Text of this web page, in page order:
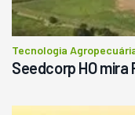
Tecnologia
Seedcorp HO mira